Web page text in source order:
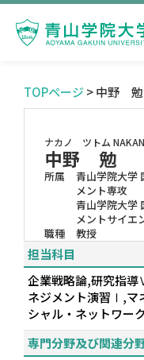
TOPページ > 中野 勉
ナカノ ツトム
中野 勉
所属
青山学院大学
メント専攻
青山学院大学
メントサイエ
職種
教授
担当科目
企業戦略論,研究指
ネジメント演習Ⅰ,マ
シャル・ネットワー
専門分野及び関連分